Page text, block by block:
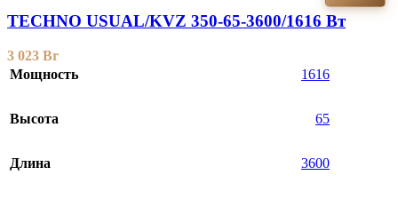
TECHNO USUAL/KVZ 350-65-3600/1616 Вт
3 023 Br
Мощность
1616
Высота 65
Длина 3600